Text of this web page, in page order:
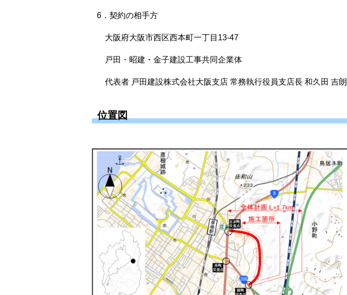
6．契約の相手方
大阪府大阪市西区西本町一丁目13-47
戸田・昭建・金子建設工事共同企業体
代表者 戸田建設株式会社大阪支店 常務執行役員支店長 和久田 吉朗
位置図